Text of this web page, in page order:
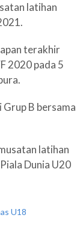
latihan
terakhir
2020 pada 5
Grup B bersama
latihan
Dunia U20
U18